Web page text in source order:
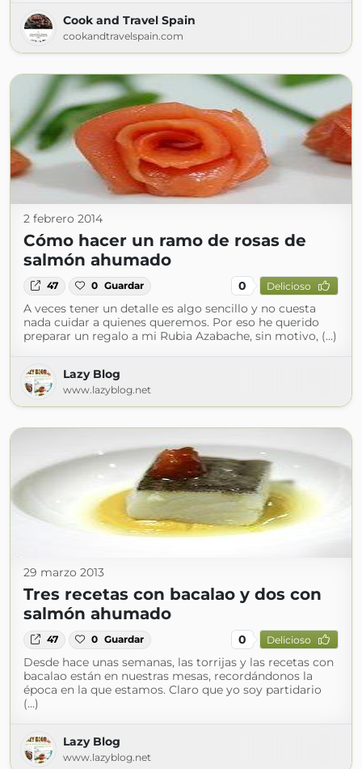
Cook and Travel Spain
cookandtravelspain.com
2 febrero 2014
Cómo hacer un ramo de rosas de
salmón ahumado
47 0 Guardar 0 Delicioso
A veces tener un detalle es algo sencillo y no cuesta
nada cuidar a quienes queremos. Por eso he querido
preparar un regalo a mi Rubia Azabache, sin motivo, (...)
Lazy Blog
www.lazyblog.net
29 marzo 2013
Tres recetas con bacalao y dos con
salmón ahumado
47 0 Guardar 0 Delicioso
Desde hace unas semanas, las torrijas y las recetas con
bacalao están en nuestras mesas, recordándonos la
época en la que estamos. Claro que yo soy partidario
(...)
Lazy Blog
www.lazyblog.net